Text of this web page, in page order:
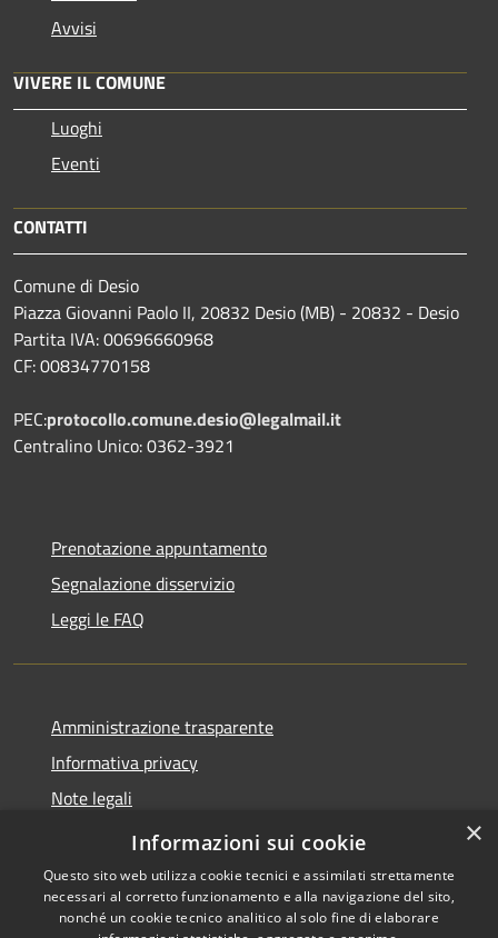
Avvisi
VIVERE IL COMUNE
Luoghi
Eventi
CONTATTI
Comune di Desio
Piazza Giovanni Paolo II, 20832 Desio (MB) - 20832 - Desio
Partita IVA: 00696660968
CF: 00834770158
PEC:protocollo.comune.desio@legalmail.it
Centralino Unico: 0362-3921
Prenotazione appuntamento
Segnalazione disservizio
Leggi le FAQ
Amministrazione trasparente
Informativa privacy
Note legali
Dichiarazione di accessibilità
×
Informazioni sui cookie
Questo sito web utilizza cookie tecnici e assimilati strettamente
necessari al corretto funzionamento e alla navigazione del sito,
nonché un cookie tecnico analitico al solo fine di elaborare